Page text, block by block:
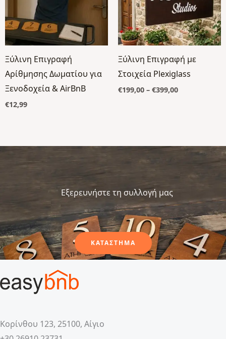
Ξύλινη Επιγραφή
Αρίθμησης Δωματίου για
Ξενοδοχεία & AirBnB
€12,99
Ξύλινη Επιγραφή με
Στοιχεία Plexiglass
€199,00 – €399,00
Εξερευνήστε τη συλλογή μας
ΚΑΤΑΣΤΗΜΑ
Κορίνθου 123, 25100, Αίγιο